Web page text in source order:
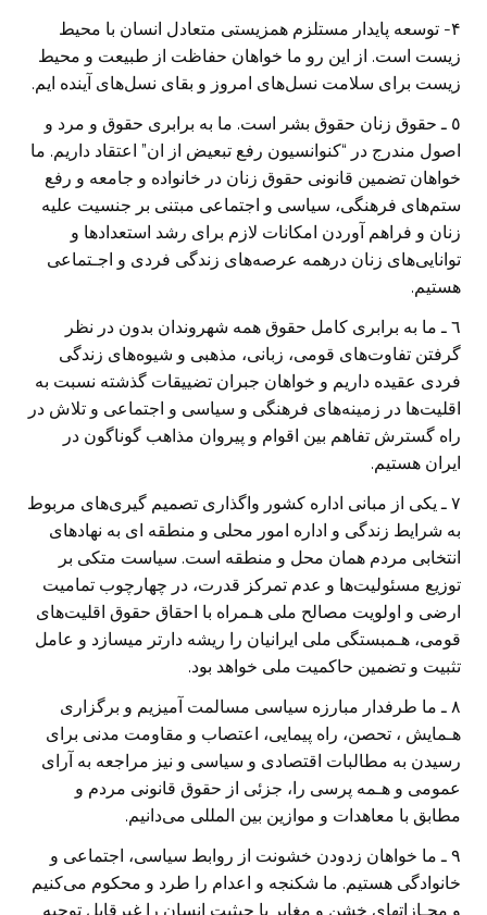
۴- توسعه پايدار مستلزم همزيستی متعادل انسان با محيط
زيست است. از اين رو ما خواهان حفاظت از طبيعت و محيط
زيست برای سلامت نسل‌های امروز و بقای نسل‌های آينده ايم.
٥ ـ حقوق زنان حقوق بشر است. ما به برابری حقوق و مرد و
اصول مندرج در “کنوانسيون رفع تبعيض از ان” اعتقاد داريم. ما
خواهان تضمين قانونی حقوق زنان در خانواده و جامعه و رفع
ستم‌های فرهنگی، سياسی و اجتماعی مبتنی بر جنسيت عليه
زنان و فراهم آوردن امکانات لازم برای رشد استعدادها و
توانايی‌های زنان درهمه عرصه‌های زندگی فردی و اجـتماعی
هستيم.
٦ ـ ما به برابری کامل حقوق همه شهروندان بدون در نظر
گرفتن تفاوت‌های قومی، زبانی، مذهبی و شيوه‌های زندگی
فردی عقيده داريم و خواهان جبران تضييقات گذشته نسبت به
اقليت‌ها در زمينه‌های فرهنگی و سياسی و اجتماعی و تلاش در
راه گسترش تفاهم بين اقوام و پيروان مذاهب گوناگون در
ايران هستيم.
٧ ـ يکی از مبانی اداره کشور واگذاری تصميم گيری‌های مربوط
به شرايط زندگی و اداره امور محلی و منطقه ای به نهادهای
انتخابی مردم همان محل و منطقه است. سياست متکی بر
توزيع مسئوليت‌ها و عدم تمرکز قدرت، در چهارچوب تماميت
ارضی و اولويت مصالح ملی هـمراه با احقاق حقوق اقليت‌های
قومی، هـمبستگی ملی ايرانيان را ريشه دارتر ميسازد و عامل
تثبيت و تضمين حاکميت ملی خواهد بود.
٨ ـ ما طرفدار مبارزه سياسی مسالمت آميزيم و برگزاری
هـمايش ، تحصن، راه پيمايی، اعتصاب و مقاومت مدنی برای
رسيدن به مطالبات اقتصادی و سياسی و نيز مراجعه به آرای
عمومی و هـمه پرسی را، جزئی از حقوق قانونی مردم و
مطابق با معاهدات و موازين بين المللی می‌دانيم.
٩ ـ ما خواهان زدودن خشونت از روابط سياسی، اجتماعی و
خانوادگی هستيم. ما شکنجه و اعدام را طرد و محکوم می‌کنيم
و مجـازاتهای خشن و مغاير با حيثيت انسان را غيرقابل توجيه